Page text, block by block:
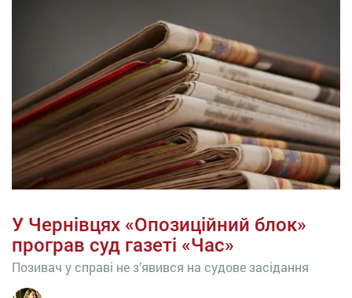
У Чернівцях «Опозиційний блок»
програв суд газеті «Час»
Позивач у справі не з’явився на судове засідання